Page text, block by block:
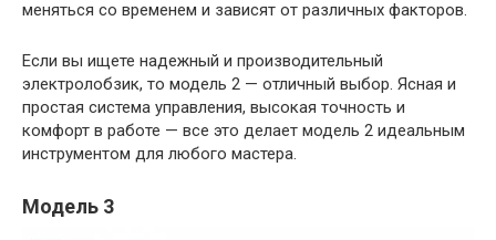
меняться со временем и зависят от различных факторов.
Если вы ищете надежный и производительный
электролобзик, то модель 2 — отличный выбор. Ясная и
простая система управления, высокая точность и
комфорт в работе — все это делает модель 2 идеальным
инструментом для любого мастера.
Модель 3